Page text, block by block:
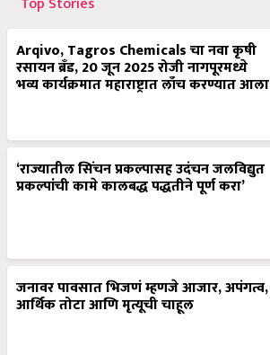
रसायन ब्रँड, 20 जून 2025 रोजी नागपूरमध्ये
भव्य कार्यक्रमात महाराष्ट्रात लाँच करण्यात आला
प्रकल्पांची कामे कालबद्ध पद्धतीने पूर्ण करा’
जनावर पावसात भिजणं म्हणजे आजार, अपंगत्व,
आर्थिक तोटा आणि मृत्यूची चाहूल